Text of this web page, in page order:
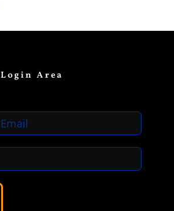
Login Area